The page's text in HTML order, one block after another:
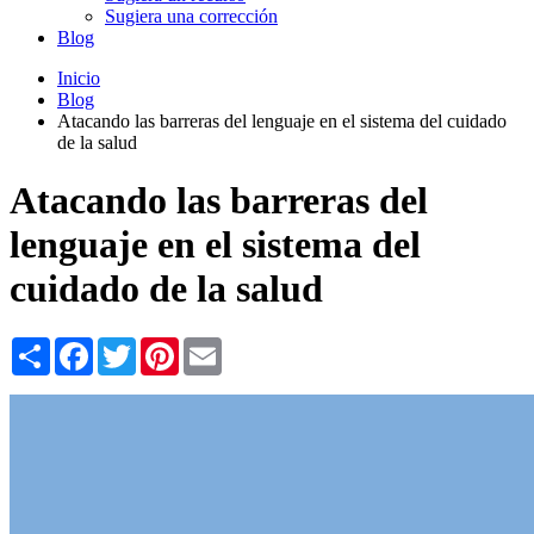
Sugiera una corrección
Blog
Inicio
Blog
Atacando las barreras del lenguaje en el sistema del cuidado
de la salud
Atacando las barreras del
lenguaje en el sistema del
cuidado de la salud
Share Facebook
TwitterPinterest